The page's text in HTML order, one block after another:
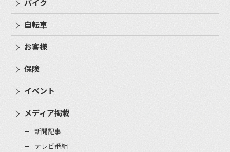
バイク
自転車
お客様
保険
イベント
メディア掲載
新聞記事
テレビ番組